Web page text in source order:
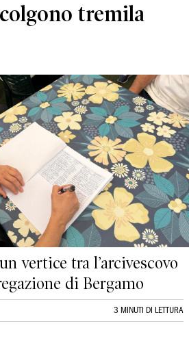
tremila
vertice tra l’arcivescovo
di Bergamo
3 MINUTI DI LETTURA